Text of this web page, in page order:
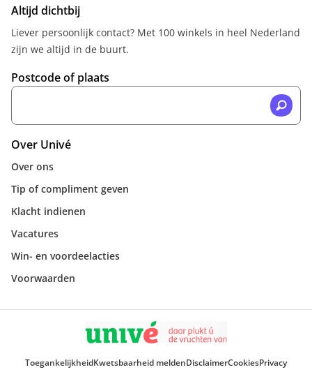
Altijd dichtbij
Liever persoonlijk contact? Met 100 winkels in heel Nederland
zijn we altijd in de buurt.
Postcode of plaats
Over Univé
Over ons
Tip of compliment geven
Klacht indienen
Vacatures
Win- en voordeelacties
Voorwaarden
ToegankelijkheidKwetsbaarheid meldenDisclaimerCookiesPrivacy